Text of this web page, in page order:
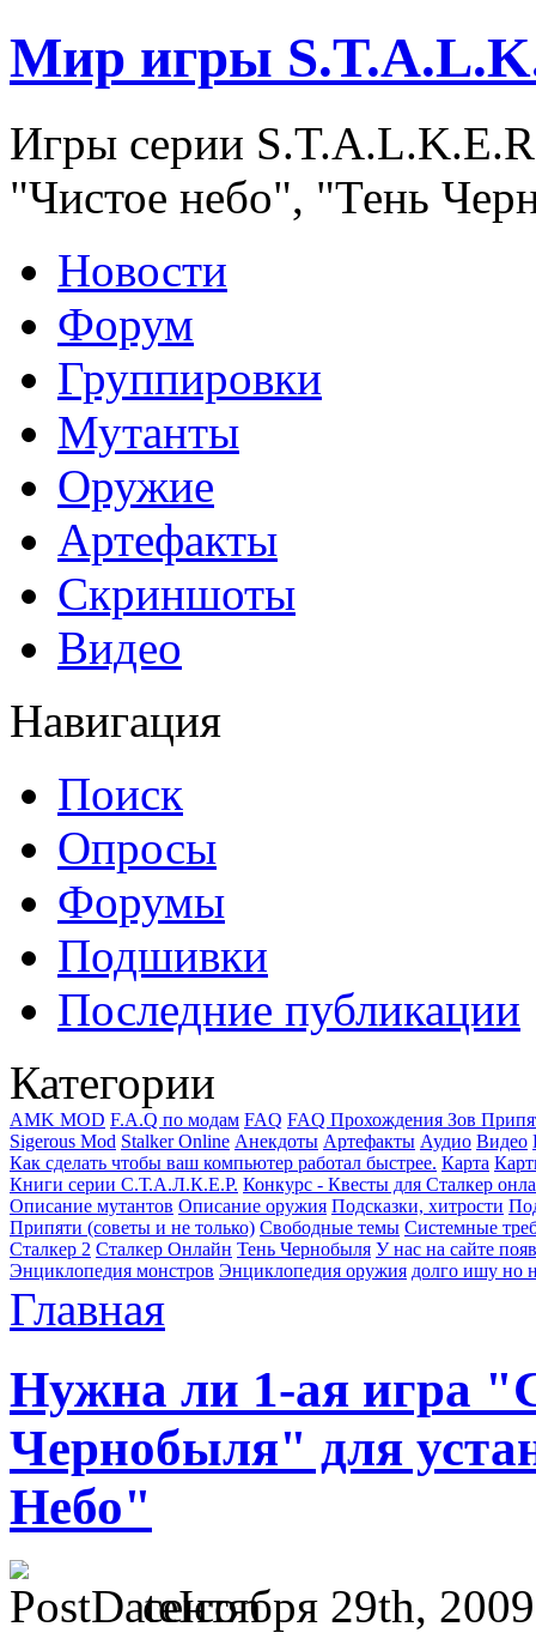
Мир игры
Игры серии
"Чистое небо", "Тень
Новости
Форум
Группировки
Мутанты
Оружие
Артефакты
Скриншоты
Видео
Навигация
Поиск
Опросы
Форумы
Подшивки
Последние публикации
Категории
AMK MOD F.A.Q по модам FAQ FAQ Прохождения Зов
Sigerous Mod Stalker Online Анекдоты Артефакты Аудио Видео
Как сделать чтобы ваш компьютер работал быстрее. Карта
Книги серии С.Т.А.Л.К.Е.Р. Конкурс - Квесты для Сталкер
Описание мутантов Описание оружия Подсказки, хитрости
Припяти (советы и не только) Свободные темы Системные
Сталкер 2 Сталкер Онлайн Тень Чернобыля У нас на сайте
Энциклопедия монстров Энциклопедия оружия долго ишу но
Главная
Нужна ли 1-ая игра
Чернобыля" для
Небо"
сентября 29th,